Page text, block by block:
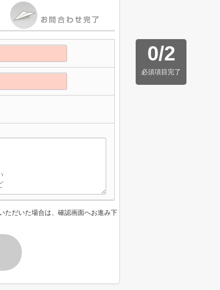
0/2
必須項目完了
ただいた場合は、確認画面へお進み下